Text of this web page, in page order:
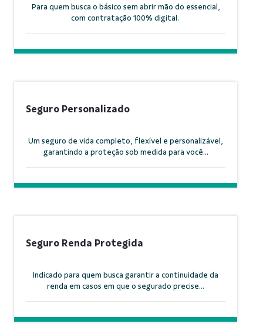
Para quem busca o básico sem abrir mão do essencial,
com contratação 100% digital.
Seguro Personalizado
Um seguro de vida completo, flexível e personalizável,
garantindo a proteção sob medida para você...
Seguro Renda Protegida
Indicado para quem busca garantir a continuidade da
renda em casos em que o segurado precise...